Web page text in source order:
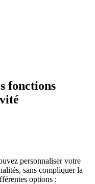
fonctions
personnaliser votre
sans compliquer la
options :